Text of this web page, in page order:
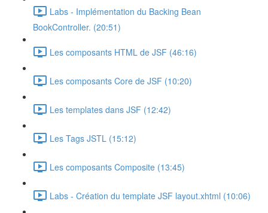
Labs - Implémentation du Backing Bean
BookController. (20:51)
Les composants HTML de JSF (46:16)
Les composants Core de JSF (10:20)
Les templates dans JSF (12:42)
Les Tags JSTL (15:12)
Les composants Composite (13:45)
Labs - Création du template JSF layout.xhtml (10:06)